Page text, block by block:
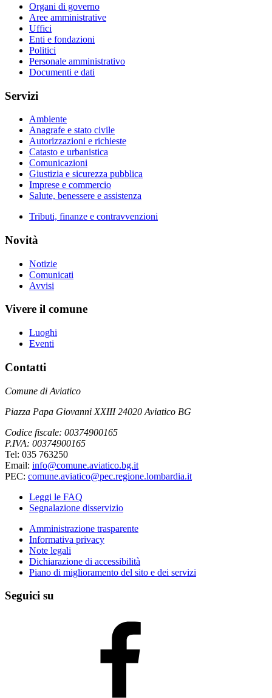
Organi di governo
Aree amministrative
Uffici
Enti e fondazioni
Politici
Personale amministrativo
Documenti e dati
Servizi
Ambiente
Anagrafe e stato civile
Autorizzazioni e richieste
Catasto e urbanistica
Comunicazioni
Giustizia e sicurezza pubblica
Imprese e commercio
Salute, benessere e assistenza
Tributi, finanze e contravvenzioni
Novità
Notizie
Comunicati
Avvisi
Vivere il comune
Luoghi
Eventi
Contatti
Comune di Aviatico
Piazza Papa Giovanni XXIII 24020 Aviatico BG
Codice fiscale: 00374900165
P.IVA: 00374900165
Tel: 035 763250
Email: info@comune.aviatico.bg.it
PEC: comune.aviatico@pec.regione.lombardia.it
Leggi le FAQ
Segnalazione disservizio
Amministrazione trasparente
Informativa privacy
Note legali
Dichiarazione di accessibilità
Piano di miglioramento del sito e dei servizi
Seguici su